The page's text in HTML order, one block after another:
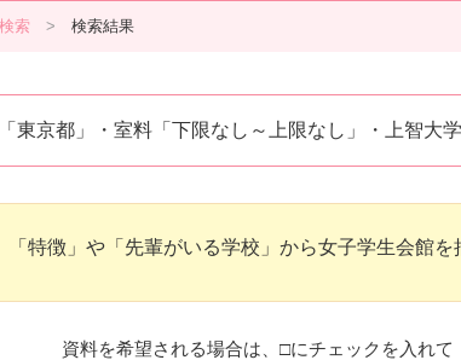
索 > 検索結果
東京都」・室料「下限なし～上限なし」・上智大
特徴」や「先輩がいる学校」から女子学生会館を
資料を希望される場合は、□にチェックを入れ